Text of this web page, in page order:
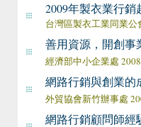
2009年製衣業行銷
台灣區製衣工業同業公
善用資源，開創事
經濟部中小企業處
網路行銷與創業的
外貿協會新竹辦事處
網路行銷顧問師經